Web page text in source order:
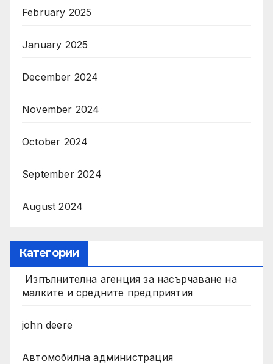
February 2025
January 2025
December 2024
November 2024
October 2024
September 2024
August 2024
Категории
Изпълнителна агенция за насърчаване на
малките и средните предприятия
john deere
Автомобилна администрация